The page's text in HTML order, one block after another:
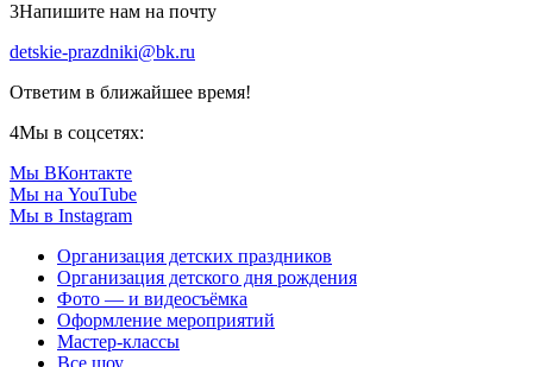
3Напишите нам на почту
detskie-prazdniki@bk.ru
Ответим в ближайшее время!
4Мы в соцсетях:
Мы ВКонтакте
Мы на YouTube
Мы в Instagram
Организация детских праздников
Организация детского дня рождения
Фото — и видеосъёмка
Оформление мероприятий
Мастер-классы
Все шоу